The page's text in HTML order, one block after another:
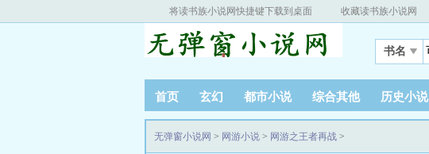
将读书族小说网快捷键下载到桌面 收藏读书族小说网
书名
首页 玄幻 都市小说 综合其他 历史小说
无弹窗小说网 > 网游小说 > 网游之王者再战 >